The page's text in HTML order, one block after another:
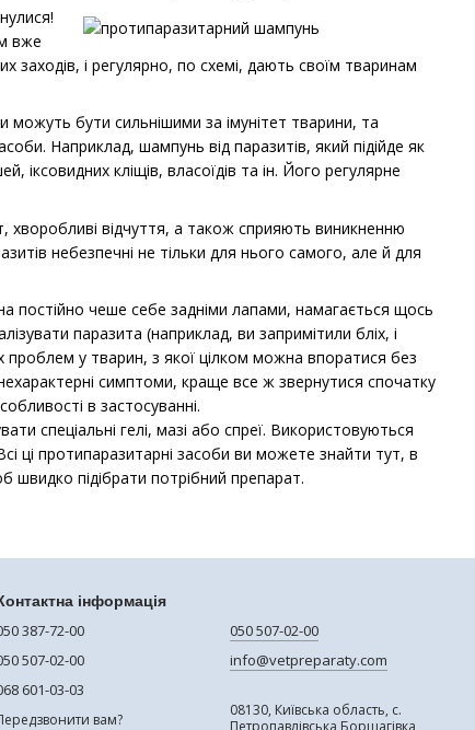
вже
заходів, і регулярно, по схемі, дають своїм тваринам
можуть бути сильнішими за імунітет тварини, та
Наприклад, шампунь від паразитів, який підійде як
іксовидних кліщів, власоїдів та ін. Його регулярне
хворобливі відчуття, а також сприяють виникненню
небезпечні не тільки для нього самого, але й для
постійно чеше себе задніми лапами, намагається щось
паразита (наприклад, ви запримітили бліх, і
у тварин, з якої цілком можна впоратися без
симптоми, краще все ж звернутися спочатку
в застосуванні.
спеціальні гелі, мазі або спреї. Використовуються
ці протипаразитарні засоби ви можете знайти тут, в
швидко підібрати потрібний препарат.
інформація
387-72-00
507-02-00
601-03-03
вам?
050 507-02-00
info@vetpreparaty.com
08130, Київська область, с.